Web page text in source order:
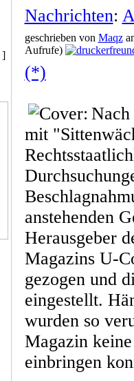
]
Nachrichten:
geschrieben von Maqz
Aufrufe)
(*)
Nach
mit
anstehenden
Herausgeber
Magazins U-
gezogen und
eingestellt.
wurden so
Magazin
einbringen